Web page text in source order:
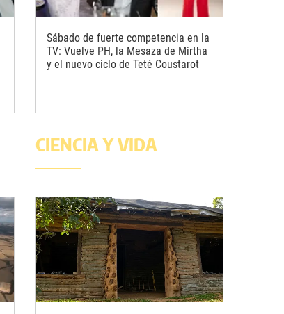
Sábado de fuerte competencia en la
TV: Vuelve PH, la Mesaza de Mirtha
y el nuevo ciclo de Teté Coustarot
CIENCIA Y VIDA